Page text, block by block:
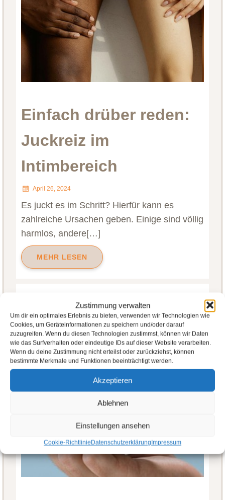
Zustimmung verwalten
Um dir ein optimales Erlebnis zu bieten, verwenden wir Technologien wie
Cookies, um Geräteinformationen zu speichern und/oder darauf
zuzugreifen. Wenn du diesen Technologien zustimmst, können wir Daten
wie das Surfverhalten oder eindeutige IDs auf dieser Website verarbeiten.
Wenn du deine Zustimmung nicht erteilst oder zurückziehst, können
bestimmte Merkmale und Funktionen beeinträchtigt werden.
Akzeptieren
Ablehnen
Einstellungen ansehen
Cookie-RichtlinieDatenschutzerklärungImpressum
Einfach drüber reden:
Juckreiz im
Intimbereich
April 26, 2024
Es juckt es im Schritt? Hierfür kann es
zahlreiche Ursachen geben. Einige sind völlig
harmlos, andere[…]
MEHR LESEN